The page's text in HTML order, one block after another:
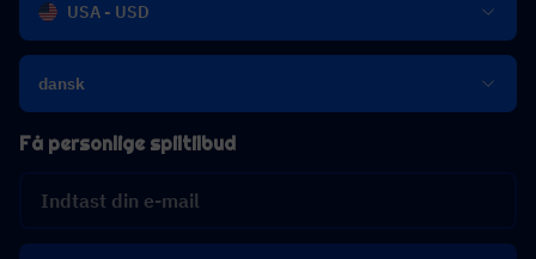
USA - USD
dansk
Få personlige spiltilbud